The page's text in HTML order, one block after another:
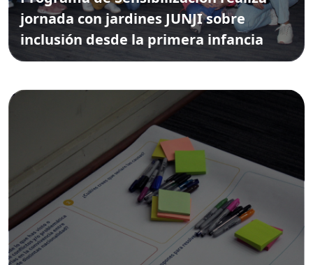
jornada con jardines JUNJI sobre
inclusión desde la primera infancia